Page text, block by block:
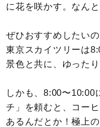
に花を咲かす。なん
ぜひおすすめしたい
東京スカイツリーは
景色と共に、ゆった
しかも、8:00〜10:00
チ」を頼むと、コー
あるんだとか！極上